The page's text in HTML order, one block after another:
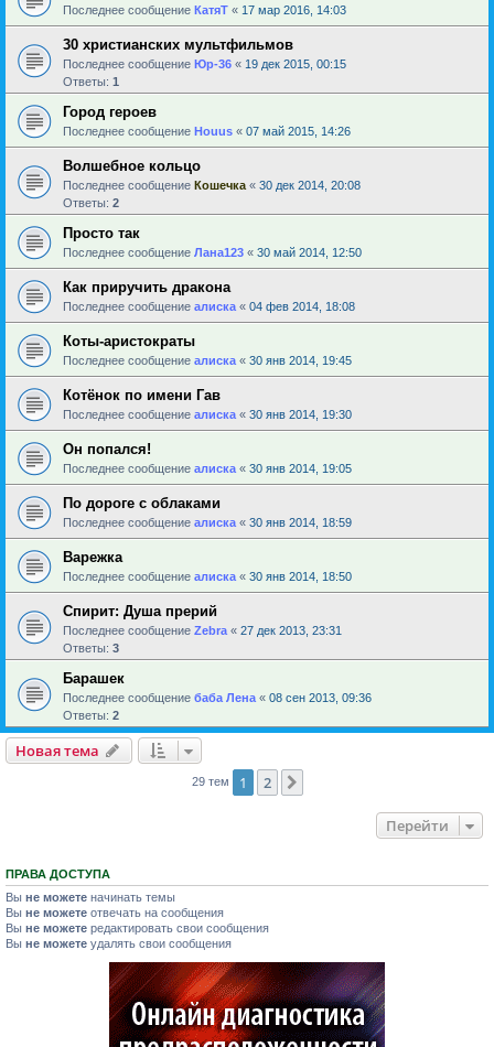
Последнее сообщение КатяТ « 17 мар 2016, 14:03
30 христианских мультфильмов
Последнее сообщение Юр-36 « 19 дек 2015, 00:15
Ответы: 1
Город героев
Последнее сообщение Houus « 07 май 2015, 14:26
Волшебное кольцо
Последнее сообщение Кошечка « 30 дек 2014, 20:08
Ответы: 2
Просто так
Последнее сообщение Лана123 « 30 май 2014, 12:50
Как приручить дракона
Последнее сообщение алиска « 04 фев 2014, 18:08
Коты-аристократы
Последнее сообщение алиска « 30 янв 2014, 19:45
Котёнок по имени Гав
Последнее сообщение алиска « 30 янв 2014, 19:30
Он попался!
Последнее сообщение алиска « 30 янв 2014, 19:05
По дороге с облаками
Последнее сообщение алиска « 30 янв 2014, 18:59
Варежка
Последнее сообщение алиска « 30 янв 2014, 18:50
Спирит: Душа прерий
Последнее сообщение Zebra « 27 дек 2013, 23:31
Ответы: 3
Барашек
Последнее сообщение баба Лена « 08 сен 2013, 09:36
Ответы: 2
Новая тема
29 тем 1 2
Перейти
ПРАВА ДОСТУПА
Вы не можете начинать темы
Вы не можете отвечать на сообщения
Вы не можете редактировать свои сообщения
Вы не можете удалять свои сообщения